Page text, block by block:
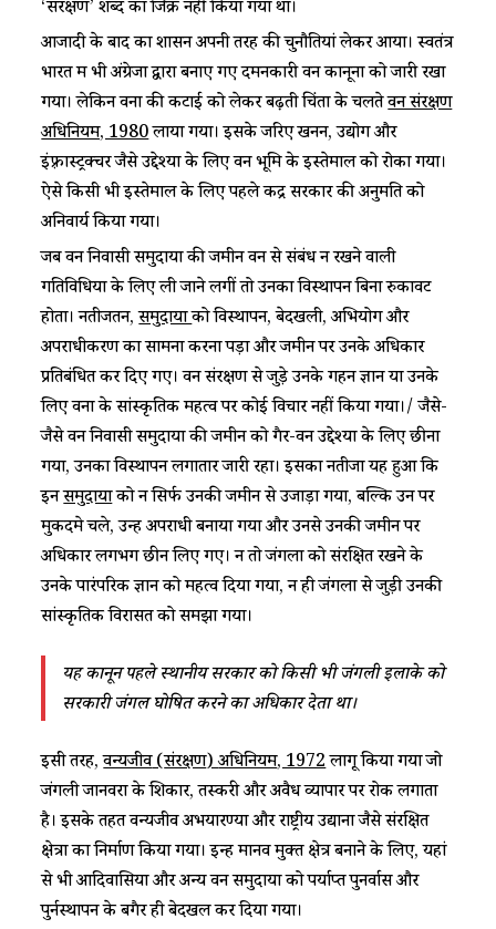
‘संरक्षण’ शब्द का जिक्र नहीं किया गया था।
आजादी के बाद का शासन अपनी तरह की चुनौतियां लेकर आया। स्वतंत्र
भारत में भी अंग्रेजों द्वारा बनाए गए दमनकारी वन कानूनों को जारी रखा
गया। लेकिन वनों की कटाई को लेकर बढ़ती चिंता के चलतेवन संरक्षण
अधिनियम, 1980लाया गया। इसके जरिए खनन, उद्योग और
इंफ़्रास्ट्रक्चर जैसे उद्देश्यों के लिए वन भूमि के इस्तेमाल को रोका गया।
ऐसे किसी भी इस्तेमाल के लिए पहले केंद्र सरकार की अनुमति को
अनिवार्य किया गया।
जब वन निवासी समुदायों की जमीनें वन से संबंध न रखने वाली
गतिविधियों के लिए ली जाने लगीं तो उनका विस्थापन बिना रुकावट
होता। नतीजतन,समुदायोंको विस्थापन, बेदखली, अभियोग और
अपराधीकरण का सामना करना पड़ा और जमीन पर उनके अधिकार
प्रतिबंधित कर दिए गए। वन संरक्षण से जुड़े उनके गहन ज्ञान या उनके
लिए वनों के सांस्कृतिक महत्व पर कोई विचार नहीं किया गया।/ जैसे-
जैसे वन निवासी समुदायों की जमीन को गैर-वन उद्देश्यों के लिए छीना
गया, उनका विस्थापन लगातार जारी रहा। इसका नतीजा यह हुआ कि
इनसमुदायोंको न सिर्फ उनकी जमीन से उजाड़ा गया, बल्कि उन पर
मुकदमे चले, उन्हें अपराधी बनाया गया और उनसे उनकी जमीन पर
अधिकार लगभग छीन लिए गए। न तो जंगलों को संरक्षित रखने के
उनके पारंपरिक ज्ञान को महत्व दिया गया, न ही जंगलों से जुड़ी उनकी
सांस्कृतिक विरासत को समझा गया।
यह कानून पहले स्थानीय सरकार को किसी भी जंगली इलाके को
सरकारी जंगल घोषित करने का अधिकार देता था।
इसी तरह,वन्यजीव(संरक्षण)अधिनियम, 1972लागू किया गया जो
जंगली जानवरों के शिकार, तस्करी और अवैध व्यापार पर रोक लगाता
है। इसके तहत वन्यजीव अभयारण्यों और राष्ट्रीय उद्यानों जैसे संरक्षित
क्षेत्रों का निर्माण किया गया। इन्हें मानव मुक्त क्षेत्र बनाने के लिए, यहां
से भी आदिवासियों और अन्य वन समुदायों को पर्याप्त पुनर्वास और
पुर्नस्थापन के बगैर ही बेदखल कर दिया गया।